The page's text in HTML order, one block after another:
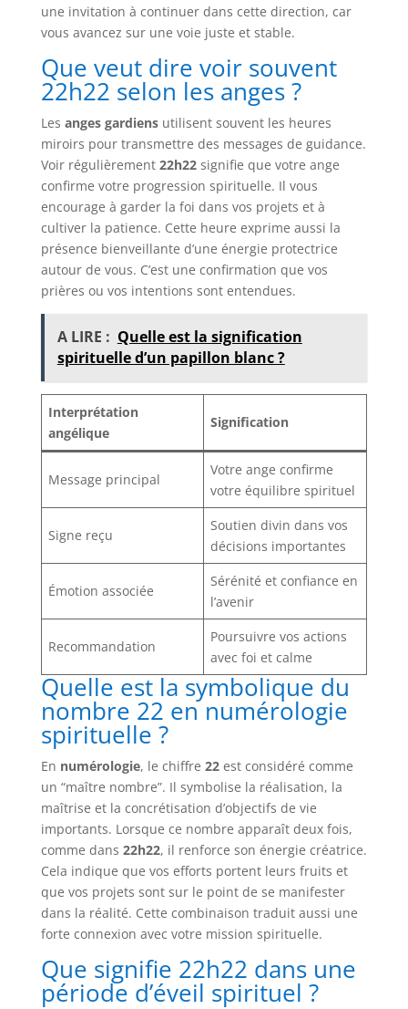
une invitation à continuer dans cette direction, car
vous avancez sur une voie juste et stable.
Que veut dire voir souvent
22h22 selon les anges ?
Les anges gardiensutilisent souvent les heures
miroirs pour transmettre des messages de guidance.
Voir régulièrement 22h22signifie que votre ange
confirme votre progression spirituelle. Il vous
encourage à garder la foi dans vos projets et à
cultiver la patience. Cette heure exprime aussi la
présence bienveillante d’une énergie protectrice
autour de vous. C’est une confirmation que vos
prières ou vos intentions sont entendues.
A LIRE : Quelle est la signification
spirituelle d’un papillon blanc ?
Interprétation
angélique
Signification
Message principal
Votre ange confirme
votre équilibre spirituel
Signe reçu
Soutien divin dans vos
décisions importantes
Émotion associée
Sérénité et confiance en
l’avenir
Recommandation
Poursuivre vos actions
avec foi et calme
Quelle est la symbolique du
nombre 22 en numérologie
spirituelle ?
En numérologie, le chiffre 22est considéré comme
un “maître nombre”. Il symbolise la réalisation, la
maîtrise et la concrétisation d’objectifs de vie
importants. Lorsque ce nombre apparaît deux fois,
comme dans 22h22, il renforce son énergie créatrice.
Cela indique que vos efforts portent leurs fruits et
que vos projets sont sur le point de se manifester
dans la réalité. Cette combinaison traduit aussi une
forte connexion avec votre mission spirituelle.
Que signifie 22h22 dans une
période d’éveil spirituel ?